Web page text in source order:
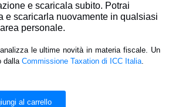
e scaricala subito. Potrai
e scaricarla nuovamente in qualsiasi
personale.
le ultime novità in materia fiscale. Un
dalla Commissione Taxation di ICC Italia.
al carrello